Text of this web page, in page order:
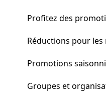
Profitez des
Réductions pour
Promotions
Groupes et